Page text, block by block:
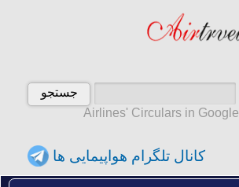
Airlines' Circulars in Google
کانال تلگرام هواپیمایی ها